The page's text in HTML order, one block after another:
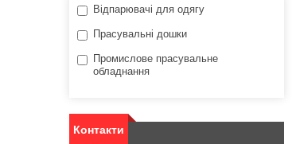
Відпарювачі для одягу
Прасувальні дошки
Промислове прасувальне
обладнання
Контакти